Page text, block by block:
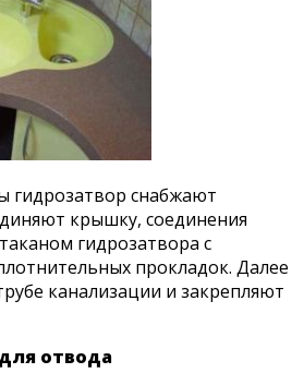
гидрозатвор снабжают
крышку, соединения
гидрозатвора с
прокладок. Далее
канализации и закрепляют
отвода